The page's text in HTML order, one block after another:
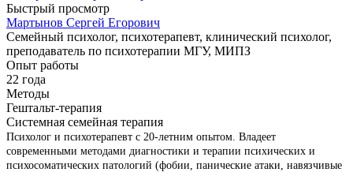
Быстрый просмотр
Мартынов Сергей Егорович
Семейный психолог, психотерапевт, клинический психолог,
преподаватель по психотерапии МГУ, МИПЗ
Опыт работы
22 года
Методы
Гештальт-терапия
Системная семейная терапия
Психолог и психотерапевт с 20-летним опытом. Владеет
современными методами диагностики и терапии психических и
психосоматических патологий (фобии, панические атаки, навязчивые